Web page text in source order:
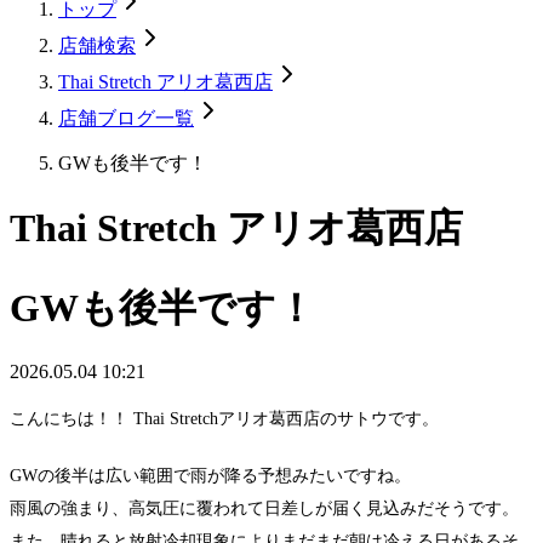
トップ
店舗検索
Thai Stretch アリオ葛西店
店舗ブログ一覧
GWも後半です！
Thai Stretch アリオ葛西店
GWも後半です！
2026.05.04 10:21
こんにちは！！ Thai Stretchアリオ葛西店のサトウです。
GWの後半は広い範囲で雨が降る予想みたいですね。
雨風の強まり、高気圧に覆われて日差しが届く見込みだそうです。